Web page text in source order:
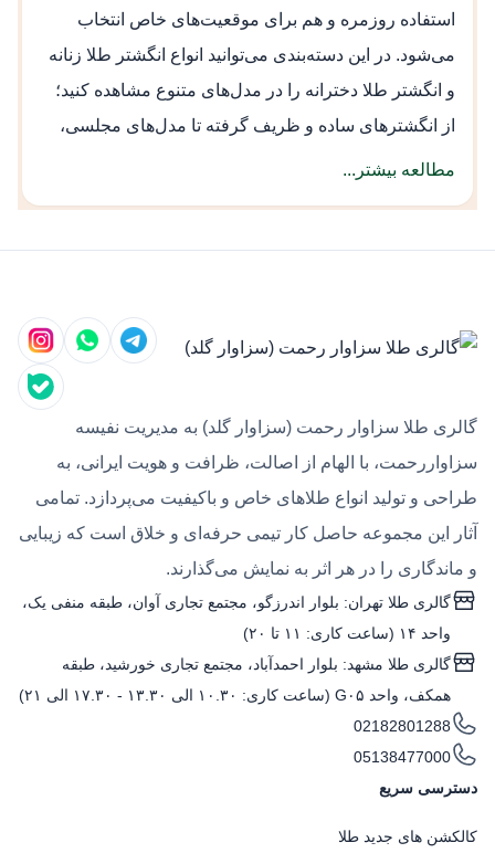
استفاده روزمره و هم برای موقعیت‌های خاص انتخاب
می‌شود. در این دسته‌بندی می‌توانید انواع انگشتر طلا زنانه
و انگشتر طلا دخترانه را در مدل‌های متنوع مشاهده کنید؛
از انگشترهای ساده و ظریف گرفته تا مدل‌های مجلسی،
خاص و نگین‌دار که برای استایل‌های متفاوت طراحی
روزانه طراحی شده‌اند و برخی دیگر با طراحی خاص و
سنگ‌های قیمتی مانند الماس یا یاقوت جلوه‌ای مجلسی‌تر
علاوه بر زیبایی، بسیاری از خریداران هنگام خرید انگشتر
طلا به ارزش اقتصادی آن نیز توجه می‌کنند. به دلیل ارزش
ذاتی طلا، این مدل از
زیورآلات طلا زنانه
علاوه بر یک
انتخاب شیک برای استایل، می‌تواند گزینه‌ای مناسب برای
هدیه دادن یا خریدی ماندگار باشد.
سزاوار گلد
تمامی انگشترهای طلا در گالری سزاوار گلد با طلای ۱۸
عیار استاندارد ساخته می‌شوند و از نظر کیفیت ساخت،
عیار و اصالت بررسی شده‌اند. در طراحی این محصولات
تلاش شده است تا علاوه بر زیبایی ظاهری، دوام و کیفیت
ساخت نیز در سطح بالایی قرار داشته باشد.
مطالعه بیشتر...
گالری طلا سزاوار رحمت (سزاوار گلد) به مدیریت نفیسه
سزاواررحمت، با الهام از اصالت، ظرافت و هویت ایرانی، به
طراحی و تولید انواع طلاهای خاص و باکیفیت می‌پردازد. تمامی
آثار این مجموعه حاصل کار تیمی حرفه‌ای و خلاق است که زیبایی
و ماندگاری را در هر اثر به نمایش می‌گذارند.
گالری طلا تهران: بلوار اندرزگو، مجتمع تجاری آوان، طبقه منفی یک،
واحد ۱۴ (ساعت کاری: ۱۱ تا ۲۰)
گالری طلا مشهد: بلوار احمدآباد، مجتمع تجاری خورشید، طبقه
همکف، واحد G۰۵ (ساعت کاری: ۱۰.۳۰ الی ۱۳.۳۰ - ۱۷.۳۰ الی ۲۱)
02182801288
05138477000
دسترسی سریع
کالکشن های جدید طلا